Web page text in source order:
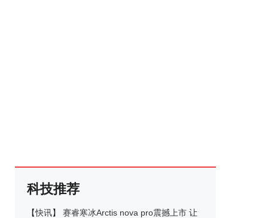
科技推荐
【快讯】
赛睿寒冰Arctis nova pro震撼上市 让